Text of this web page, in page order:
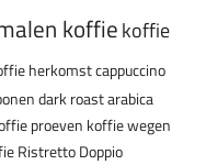
koffiekoffie
herkomstcappuccino
dark roastarabica
proeven koffie wegen
RistrettoDoppio